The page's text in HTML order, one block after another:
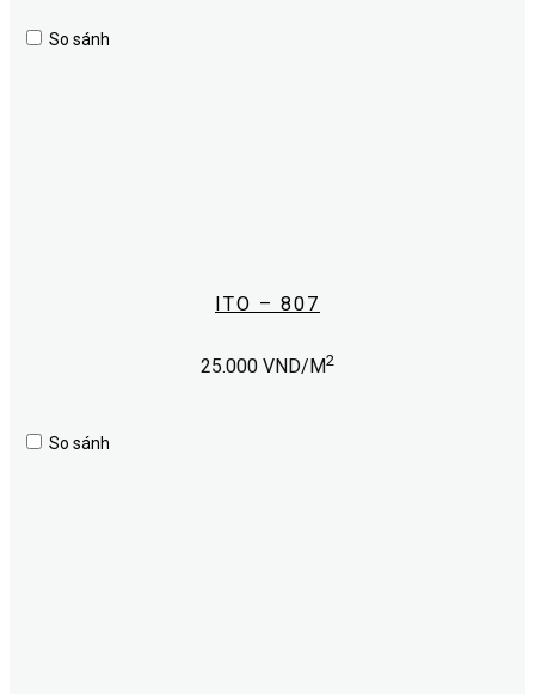
So sánh
ITO – 807
25.000 VND/M2
So sánh